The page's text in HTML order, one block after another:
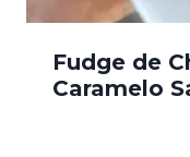
Fudge de
Caramelo